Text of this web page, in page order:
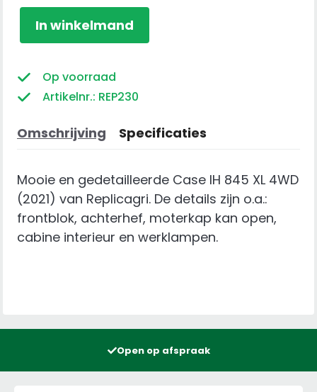
XL
4WD
aantal
In winkelmand
Op voorraad
Artikelnr.: REP230
Omschrijving Specificaties
Mooie en gedetailleerde Case IH 845 XL 4WD
(2021) van Replicagri. De details zijn o.a.:
frontblok, achterhef, moterkap kan open,
cabine interieur en werklampen.
Open op afspraak